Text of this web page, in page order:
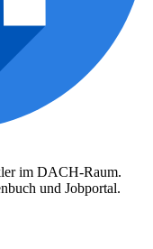
im DACH-Raum.
und Jobportal.